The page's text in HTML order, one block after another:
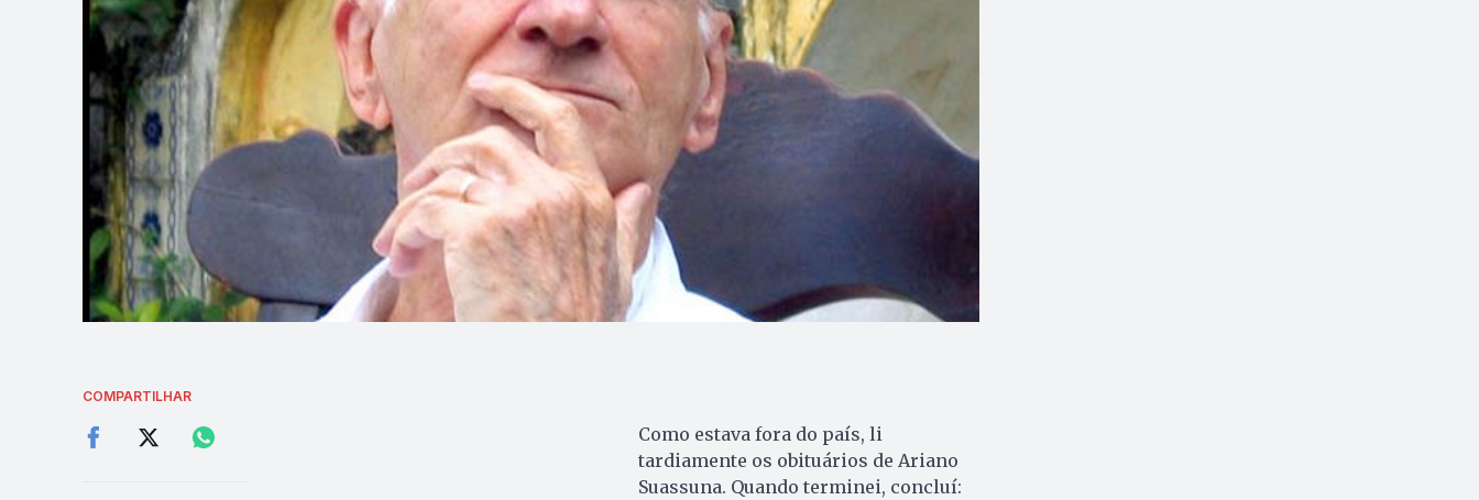
COMPARTILHAR
Como estava fora do país, li
tardiamente os obituários de Ariano
Suassuna. Quando terminei, concluí: